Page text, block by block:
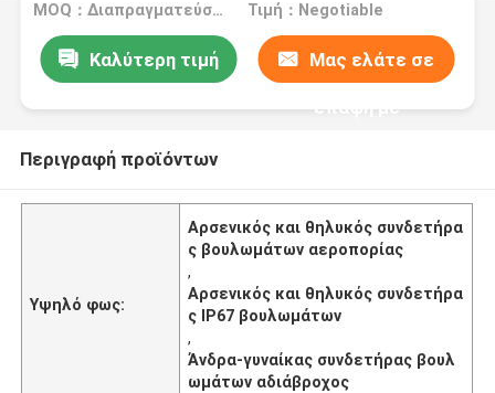
MOQ：Διαπραγματεύσιμος Τιμή：Negotiable
Καλύτερη τιμή Μας ελάτε σε
επαφή με
Περιγραφή προϊόντων
Υψηλό φως:
Αρσενικός και θηλυκός συνδετήρα
ς βουλωμάτων αεροπορίας
,
Αρσενικός και θηλυκός συνδετήρα
ς IP67 βουλωμάτων
,
Άνδρα-γυναίκας συνδετήρας βουλ
ωμάτων αδιάβροχος